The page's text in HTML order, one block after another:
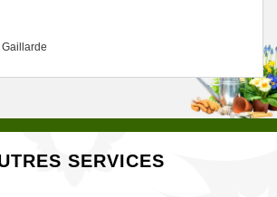
SERVICES